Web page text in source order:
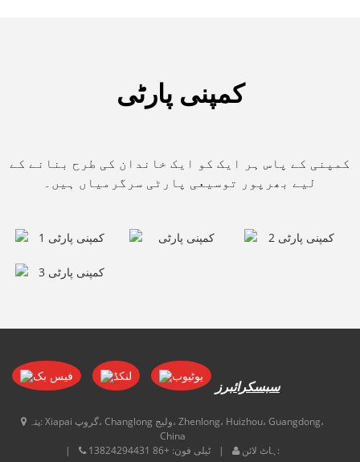
کمپنی پارٹی
کمپنی کے پاس ہر ایک کو ایک خاندان کی طرح بنانے کے
لیے بھرپور توسیعی پارٹی سرگرمیاں ہیں۔
سبسکرائبرز
پتہ: Xiapai گروپ، Changlong ولیج، Zhenlong، Huizhou، Guangdong،
China
ٹیلی فون: +86 13824294431 ہاٹ لائن: